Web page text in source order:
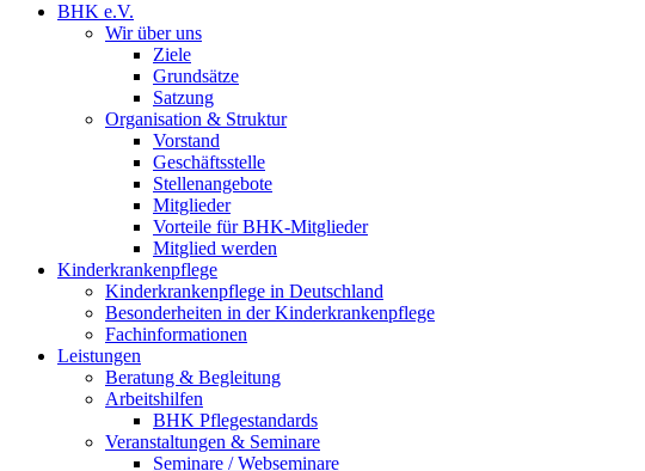
BHK e.V.
Wir über uns
Ziele
Grundsätze
Satzung
Organisation & Struktur
Vorstand
Geschäftsstelle
Stellenangebote
Mitglieder
Vorteile für BHK-Mitglieder
Mitglied werden
Kinderkrankenpflege
Kinderkrankenpflege in Deutschland
Besonderheiten in der Kinderkrankenpflege
Fachinformationen
Leistungen
Beratung & Begleitung
Arbeitshilfen
BHK Pflegestandards
Veranstaltungen & Seminare
Seminare / Webseminare